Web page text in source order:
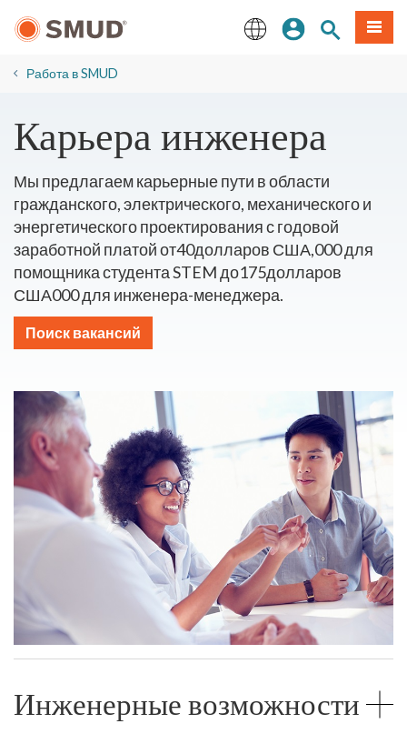
содержанию
входПоиск по
Меню
​Работа в SMUD
Карьера инженера
Мы предлагаем карьерные пути в области
гражданского, электрического, механического и
энергетического проектирования с годовой
заработной платой от40долларов США,000 для
помощника студента STEM до175долларов
США000 для инженера-менеджера.
Поиск вакансий
Инженерные возможности